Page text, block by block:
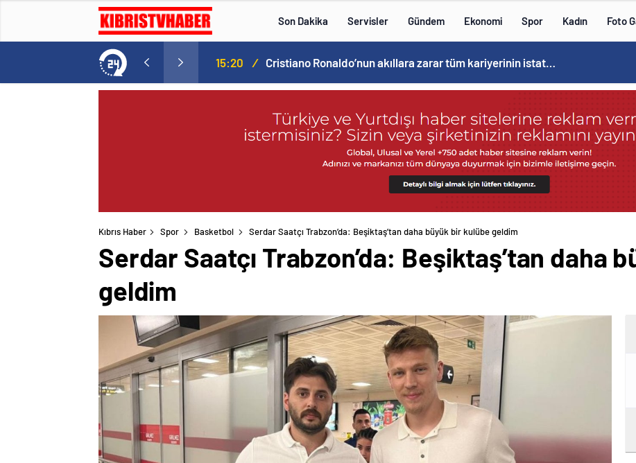
Son Dakika Servisler Gündem Ekonomi Spor Kadın Foto
Norweç silahlı kuvvetleri kadınlardan oluşan özel kuvvetler eğitimlerini başlattı. 15:20 / Cristiano Ronaldo’nun akıllara zarar tüm kariyerinin istatistiğini çıkardık !
Kıbrıs Haber Spor Basketbol Serdar Saatçı Trabzon’da: Beşiktaş’tan daha büyük bir kulübe geldim
Serdar Saatçı Trabzon’da: Beşiktaş’tan daha
geldim